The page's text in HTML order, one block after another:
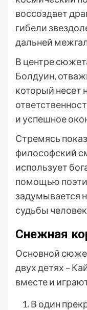
воссоздает
гибели
дальней
В центре
Болдуин,
который несет
и успешное
Стремясь
философский
использует
помощью
задумывается
судьбы
Снежная
Основной
двух детях –
вместе и
В один